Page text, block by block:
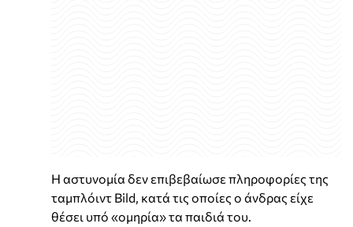
Η αστυνομία δεν επιβεβαίωσε πληροφορίες της
ταμπλόιντ Bild, κατά τις οποίες ο άνδρας είχε
θέσει υπό «ομηρία» τα παιδιά του.